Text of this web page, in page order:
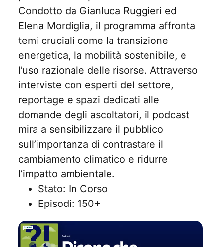
Condotto da Gianluca Ruggieri ed
Elena Mordiglia, il programma affronta
temi cruciali come la transizione
energetica, la mobilità sostenibile, e
l’uso razionale delle risorse. Attraverso
interviste con esperti del settore,
reportage e spazi dedicati alle
domande degli ascoltatori, il podcast
mira a sensibilizzare il pubblico
sull’importanza di contrastare il
cambiamento climatico e ridurre
l’impatto ambientale.
Stato: In Corso
Episodi: 150+